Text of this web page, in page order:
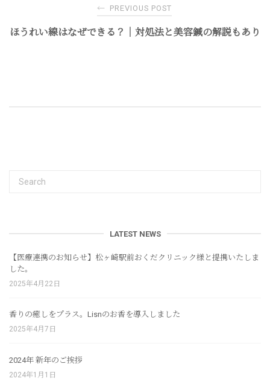
← PREVIOUS POST
ほうれい線はなぜできる？｜対処法と美容鍼の解説もあり
LATEST NEWS
【医療連携のお知らせ】松ヶ崎駅前おくだクリニック様と提携いたしま
した。
2025年4月22日
香りの癒しをプラス。Lisnのお香を導入しました
2025年4月7日
2024年 新年のご挨拶
2024年1月1日